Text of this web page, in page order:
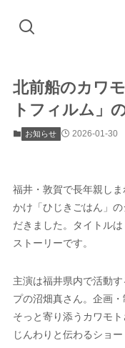
北前船のカワ
トフィルム」
お知らせ 2026-01-30
福井・敦賀で長年親し
かけ「ひじきごはん」
だきました。タイトル
ストーリーです。
主演は福井県内で活動
プの沼畑真さん。企画
そっと寄り添うカワモ
じんわりと伝わるショ